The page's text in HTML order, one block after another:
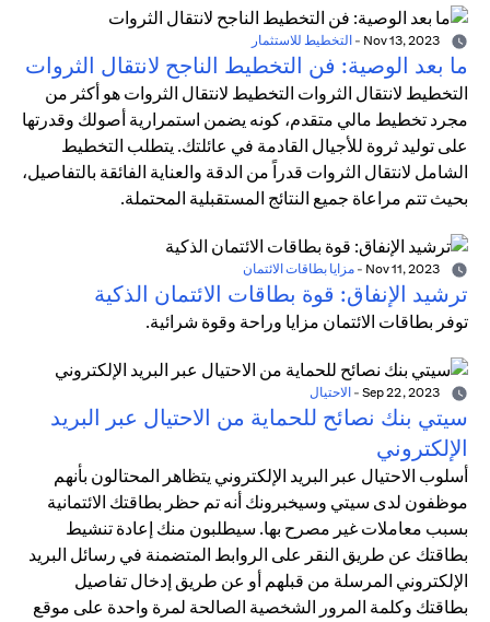
- التخطيط للاستثمار
ما بعد الوصية: فن التخطيط الناجح لانتقال الثروات
التخطيط لانتقال الثروات التخطيط لانتقال الثروات هو أكثر من
مجرد تخطيط مالي متقدم، كونه يضمن استمرارية أصولك وقدرتها
على توليد ثروة للأجيال القادمة في عائلتك. يتطلب التخطيط
الشامل لانتقال الثروات قدراً من الدقة والعناية الفائقة بالتفاصيل،
بحيث تتم مراعاة جميع النتائج المستقبلية المحتملة.
- مزايا بطاقات الائتمان
ترشيد الإنفاق: قوة بطاقات الائتمان الذكية
توفر بطاقات الائتمان مزايا وراحة وقوة شرائية.
- الاحتيال
سيتي بنك نصائح للحماية من الاحتيال عبر البريد
الإلكتروني
أسلوب الاحتيال عبر البريد الإلكتروني يتظاهر المحتالون بأنهم
موظفون لدى سيتي وسيخبرونك أنه تم حظر بطاقتك الائتمانية
بسبب معاملات غير مصرح بها. سيطلبون منك إعادة تنشيط
بطاقتك عن طريق النقر على الروابط المتضمنة في رسائل البريد
الإلكتروني المرسلة من قبلهم أو عن طريق إدخال تفاصيل
بطاقتك وكلمة المرور الشخصية الصالحة لمرة واحدة على موقع